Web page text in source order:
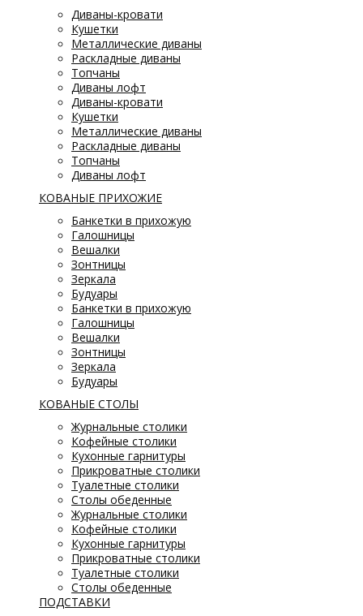
Диваны-кровати
Кушетки
Металлические диваны
Раскладные диваны
Топчаны
Диваны лофт
Диваны-кровати
Кушетки
Металлические диваны
Раскладные диваны
Топчаны
Диваны лофт
КОВАНЫЕ ПРИХОЖИЕ
Банкетки в прихожую
Галошницы
Вешалки
Зонтницы
Зеркала
Будуары
Банкетки в прихожую
Галошницы
Вешалки
Зонтницы
Зеркала
Будуары
КОВАНЫЕ СТОЛЫ
Журнальные столики
Кофейные столики
Кухонные гарнитуры
Прикроватные столики
Туалетные столики
Столы обеденные
Журнальные столики
Кофейные столики
Кухонные гарнитуры
Прикроватные столики
Туалетные столики
Столы обеденные
ПОДСТАВКИ